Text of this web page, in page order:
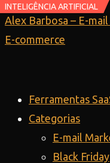
Ir
para
Alex Barbosa – E-
E-commerce
Ferramentas
Categorias
E-mail
Black Friday
INTELIGÊNCIA ARTIFICIAL
INTELIGÊNCIA ARTIFICIAL